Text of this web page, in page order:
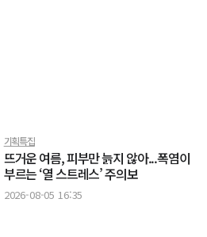
기획특집
뜨거운 여름, 피부만 늙지 않아...폭염이
부르는 ‘열 스트레스’ 주의보
2026-08-05 16:35